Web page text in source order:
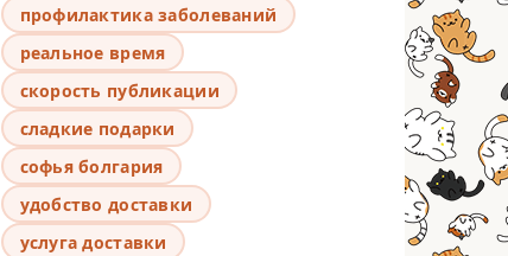
профилактика заболеваний
реальное время
скорость публикации
сладкие подарки
софья болгария
удобство доставки
услуга доставки